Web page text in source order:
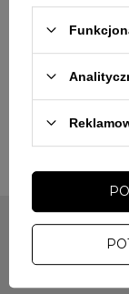
FHU Patryk
ul. Kusocińskiego
88-100 Inowrocław
94 1090 1069
Tytuł przelewu :